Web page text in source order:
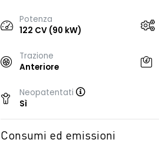
Potenza
122 CV (90 kW)
Trazione
Anteriore
Neopatentati
Sì
Consumi ed emissioni